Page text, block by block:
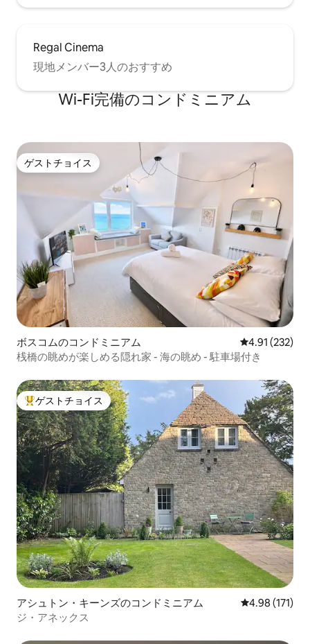
Regal Cinema
現地メンバー3人のおすすめ
Wi-Fi完備のコンドミニアム
ゲストチョイス
ゲストチョイス
ボスコムのコンドミニアム レビュー232
4.91 (232)
桟橋の眺めが楽しめる隠れ家 - 海の眺め - 駐車場付き
大好評のゲストチョイスです。
ゲストチョイス
アシュトン・キーンズのコンドミニアム レビュー171
4.98 (171)
ジ・アネックス